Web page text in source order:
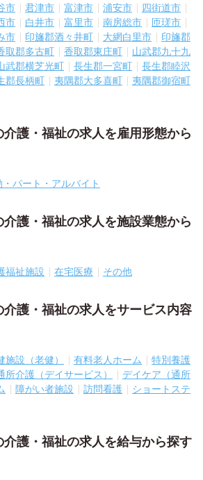
市 君津市 富津市 浦安市
四街道市
市 白井市 富里市 南房総市
匝瑳市
市 印旛郡酒々井町 大網白里市
印旛郡
取郡多古町 香取郡東庄町
山武郡九十九
武郡横芝光町 長生郡一宮町
長生郡睦沢
郡長柄町 夷隅郡大多喜町
夷隅郡御宿町
介護・福祉の求人を雇用形態から
・パート・アルバイト
介護・福祉の求人を施設業態から
福祉施設 在宅医療 その他
介護・福祉の求人をサービス内容
設（老健） 有料老人ホーム
特別養護
所介護（デイサービス）
デイケア（通所
障がい者施設 訪問看護
ショートステ
介護・福祉の求人を給与から探す